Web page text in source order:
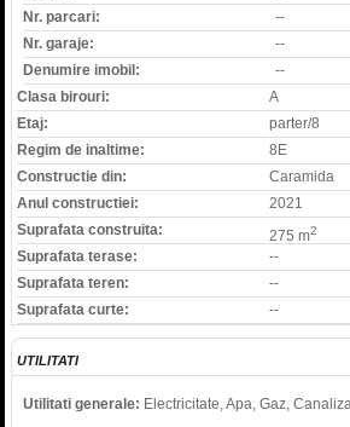
Nr. parcari:
--
Nr. garaje:
--
Denumire imobil:
--
Clasa birouri:
A
Etaj:
parter/8
Regim de inaltime:
8E
Constructie din:
Caramida
Anul constructiei:
2021
Suprafata construita:
275 m2
Suprafata terase:
--
Suprafata teren:
--
Suprafata curte:
--
UTILITATI
Utilitati generale: Electricitate, Apa, Gaz,